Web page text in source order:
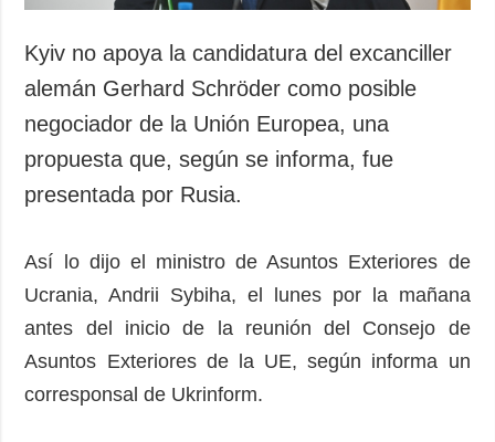
Kyiv no apoya la candidatura del excanciller
alemán Gerhard Schröder como posible
negociador de la Unión Europea, una
propuesta que, según se informa, fue
presentada por Rusia.
Así lo dijo el ministro de Asuntos Exteriores de
Ucrania, Andrii Sybiha, el lunes por la mañana
antes del inicio de la reunión del Consejo de
Asuntos Exteriores de la UE, según informa un
corresponsal de Ukrinform.